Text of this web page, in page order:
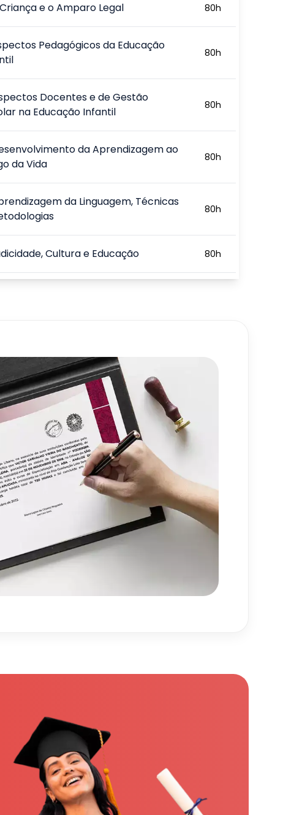
e o Amparo Legal 80h
Pedagógicos da Educação
80h
Docentes e de Gestão
na Educação Infantil
80h
da Aprendizagem ao
da Vida
80h
da Linguagem, Técnicas
80h
Cultura e Educação 80h